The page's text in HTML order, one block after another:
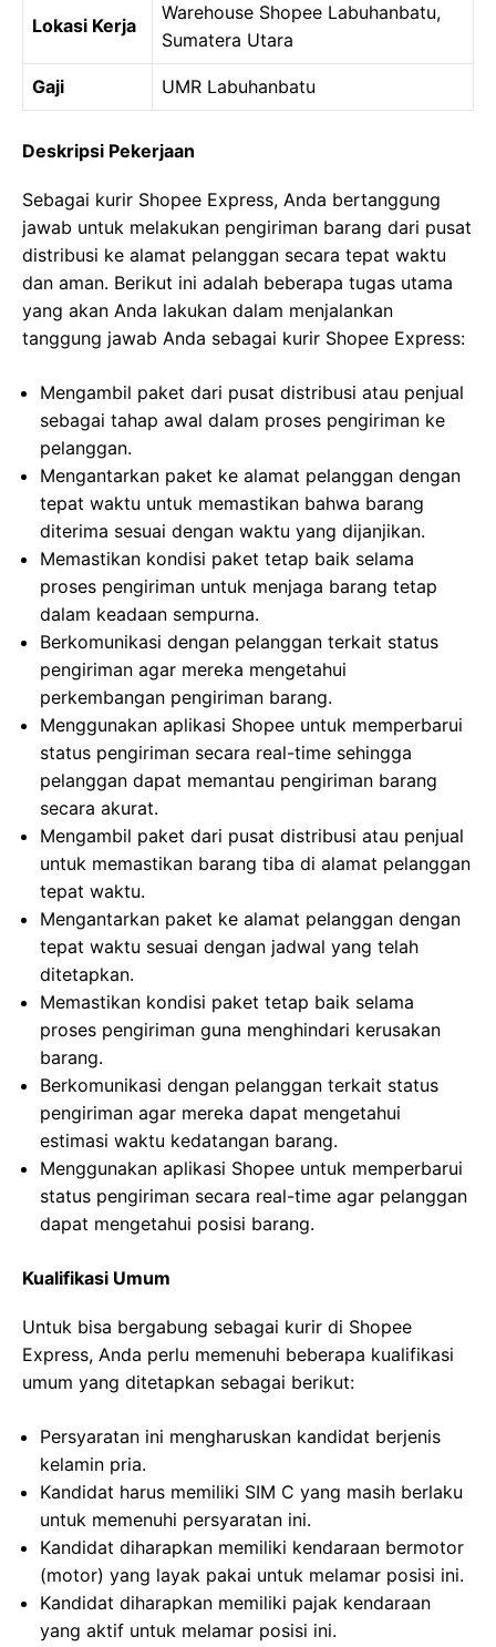
Lokasi Kerja
Warehouse Shopee Labuhanbatu,
Sumatera Utara
Gaji UMR Labuhanbatu
Deskripsi Pekerjaan
Sebagai kurir Shopee Express, Anda bertanggung
jawab untuk melakukan pengiriman barang dari pusat
distribusi ke alamat pelanggan secara tepat waktu
dan aman. Berikut ini adalah beberapa tugas utama
yang akan Anda lakukan dalam menjalankan
tanggung jawab Anda sebagai kurir Shopee Express:
Mengambil paket dari pusat distribusi atau penjual
sebagai tahap awal dalam proses pengiriman ke
pelanggan.
Mengantarkan paket ke alamat pelanggan dengan
tepat waktu untuk memastikan bahwa barang
diterima sesuai dengan waktu yang dijanjikan.
Memastikan kondisi paket tetap baik selama
proses pengiriman untuk menjaga barang tetap
dalam keadaan sempurna.
Berkomunikasi dengan pelanggan terkait status
pengiriman agar mereka mengetahui
perkembangan pengiriman barang.
Menggunakan aplikasi Shopee untuk memperbarui
status pengiriman secara real-time sehingga
pelanggan dapat memantau pengiriman barang
secara akurat.
Mengambil paket dari pusat distribusi atau penjual
untuk memastikan barang tiba di alamat pelanggan
tepat waktu.
Mengantarkan paket ke alamat pelanggan dengan
tepat waktu sesuai dengan jadwal yang telah
ditetapkan.
Memastikan kondisi paket tetap baik selama
proses pengiriman guna menghindari kerusakan
barang.
Berkomunikasi dengan pelanggan terkait status
pengiriman agar mereka dapat mengetahui
estimasi waktu kedatangan barang.
Menggunakan aplikasi Shopee untuk memperbarui
status pengiriman secara real-time agar pelanggan
dapat mengetahui posisi barang.
Kualifikasi Umum
Untuk bisa bergabung sebagai kurir di Shopee
Express, Anda perlu memenuhi beberapa kualifikasi
umum yang ditetapkan sebagai berikut:
Persyaratan ini mengharuskan kandidat berjenis
kelamin pria.
Kandidat harus memiliki SIM C yang masih berlaku
untuk memenuhi persyaratan ini.
Kandidat diharapkan memiliki kendaraan bermotor
(motor) yang layak pakai untuk melamar posisi ini.
Kandidat diharapkan memiliki pajak kendaraan
yang aktif untuk melamar posisi ini.